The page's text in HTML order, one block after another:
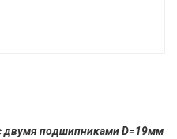
двумя подшипниками D=19мм